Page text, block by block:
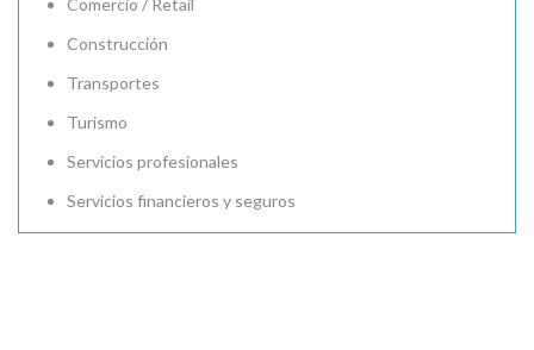
Comercio / Retail
Construcción
Transportes
Turismo
Servicios profesionales
Servicios financieros y seguros